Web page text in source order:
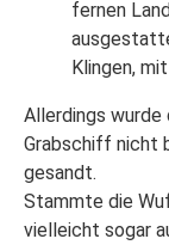
fernen
Klingen,
Allerdings
Grabschiff nicht
gesandt.
Stammte die
vielleicht sogar